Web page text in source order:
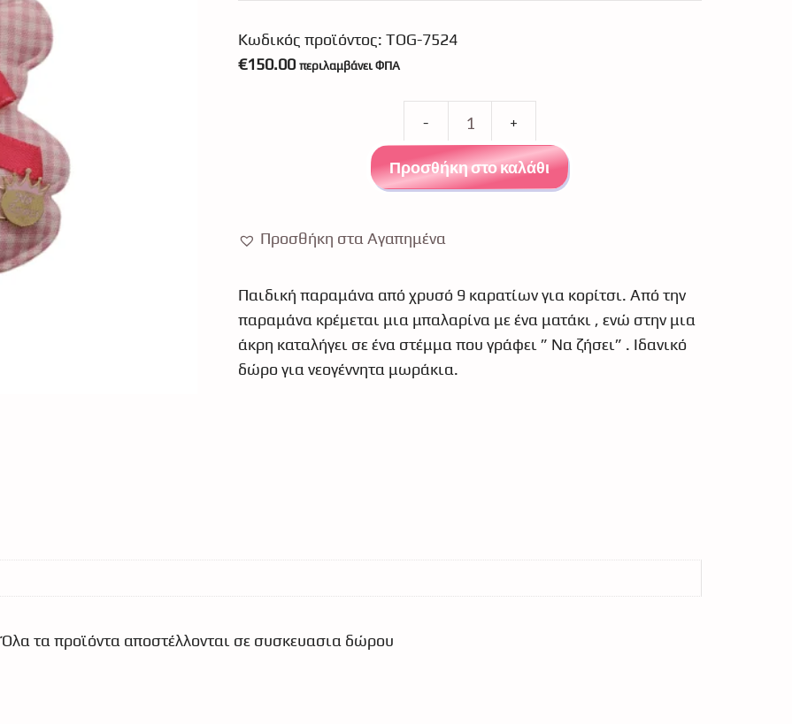
Κωδικός προϊόντος: TOG-7524
€150.00 περιλαμβάνει ΦΠΑ
Παραμάνα
παιδική
μπαλαρίνα
Κ9
Προσθήκη στο καλάθι
Προσθήκη στα Αγαπημένα
Παιδική παραμάνα από χρυσό 9 καρατίων για κορίτσι. Από την
παραμάνα κρέμεται μια μπαλαρίνα με ένα ματάκι , ενώ στην μια
άκρη καταλήγει σε ένα στέμμα που γράφει ” Να ζήσει” . Ιδανικό
δώρο για νεογέννητα μωράκια.
Όλα τα προϊόντα αποστέλλονται σε συσκευασια δώρου